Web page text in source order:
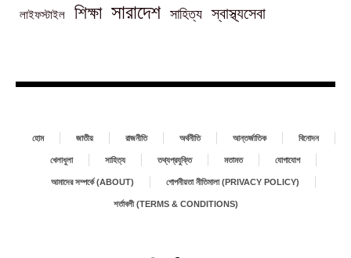
লাইফস্টাইল শিক্ষা সারাদেশ সাহিত্য স্বাস্থ্যসেবা
হোম জাতীয় রাজনীতি অর্থনীতি আন্তর্জাতিক বিনোদন
খেলাধুলা সাহিত্য তথ্যপ্রযুক্তি মতামত যোগাযোগ
আমাদের সম্পর্কে (ABOUT) গোপনীয়তা নীতিমালা (PRIVACY POLICY)
শর্তাবলী (TERMS & CONDITIONS)